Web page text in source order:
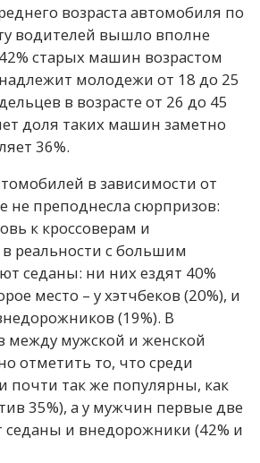
возраста автомобиля по
водителей вышло вполне
старых машин возрастом
молодежи от 18 до 25
в возрасте от 26 до 45
доля таких машин заметно
36%.
в зависимости от
не преподнесла сюрпризов:
к кроссоверам и
реальности с большим
седаны: ни них ездят 40%
место – у хэтчбеков (20%), и
(19%). В
между мужской и женской
отметить то, что среди
почти так же популярны, как
35%), а у мужчин первые две
седаны и внедорожники (42% и